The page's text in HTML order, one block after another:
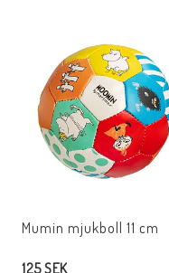
Mumin mjukboll 11 cm
125 SEK